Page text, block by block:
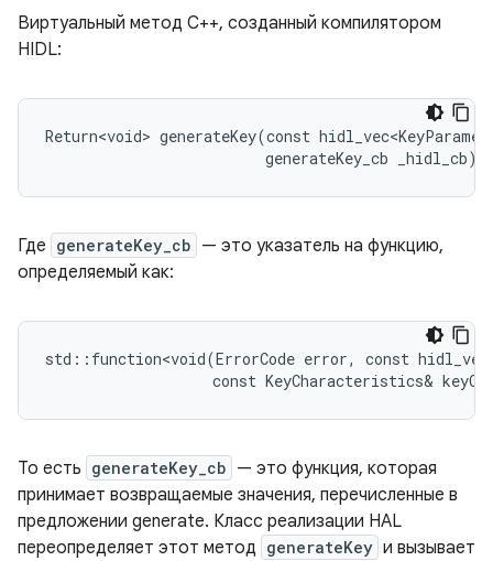
Виртуальный метод C++, созданный компилятором
HIDL:
Return<void> generateKey(const
Где generateKey_cb — это указатель на функцию,
определяемый как:
std::function<void(ErrorCode error, const
То есть generateKey_cb — это функция, которая
принимает возвращаемые значения, перечисленные в
предложении generate. Класс реализации HAL
переопределяет этот метод generateKey и вызывает